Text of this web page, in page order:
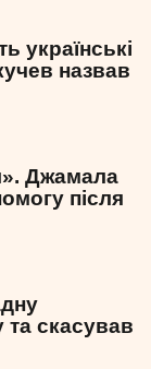
українські
назвав
Джамала
після
скасував